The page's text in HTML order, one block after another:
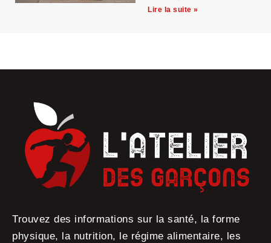
Lire la suite »
Trouvez des informations sur la santé, la forme
physique, la nutrition, le régime alimentaire, les